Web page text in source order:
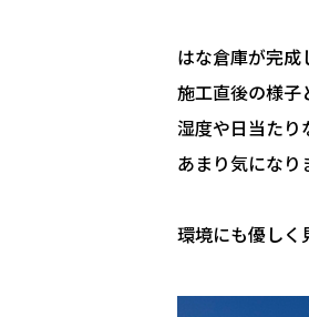
はな倉庫が完成
施工直後の様子
湿度や日当たり
あまり気になり
環境にも優しく